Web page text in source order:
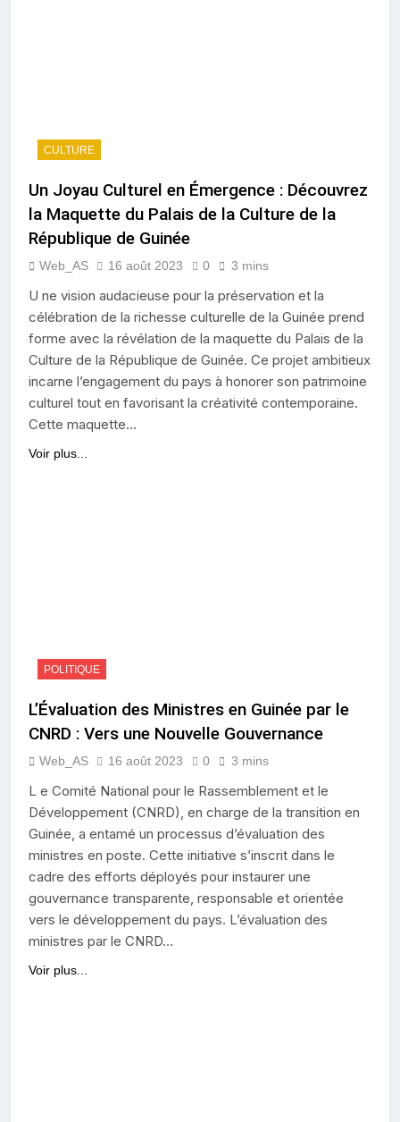
CULTURE
Un Joyau Culturel en Émergence : Découvrez
la Maquette du Palais de la Culture de la
République de Guinée
Web_AS 16 août 2023 0 3 mins
U ne vision audacieuse pour la préservation et la
célébration de la richesse culturelle de la Guinée prend
forme avec la révélation de la maquette du Palais de la
Culture de la République de Guinée. Ce projet ambitieux
incarne l’engagement du pays à honorer son patrimoine
culturel tout en favorisant la créativité contemporaine.
Cette maquette…
Voir plus...
POLITIQUE
L’Évaluation des Ministres en Guinée par le
CNRD : Vers une Nouvelle Gouvernance
Web_AS 16 août 2023 0 3 mins
L e Comité National pour le Rassemblement et le
Développement (CNRD), en charge de la transition en
Guinée, a entamé un processus d’évaluation des
ministres en poste. Cette initiative s’inscrit dans le
cadre des efforts déployés pour instaurer une
gouvernance transparente, responsable et orientée
vers le développement du pays. L’évaluation des
ministres par le CNRD…
Voir plus...